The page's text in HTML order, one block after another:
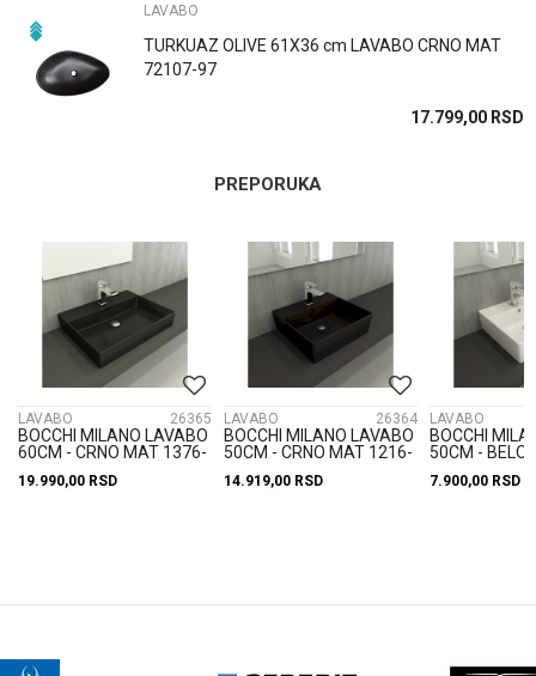
LAVABO
TURKUAZ OLIVE 61X36 cm LAVABO CRNO MAT
72107-97
17.799,00 RSD
PREPORUKA
LAVABO 26365
BOCCHI MILANO LAVABO
60CM - CRNO MAT 1376-
19.990,00 RSD
LAVABO 26364
BOCCHI MILANO LAVABO
50CM - CRNO MAT 1216-
14.919,00 RSD
LAVABO
BOCCHI
50CM -
7.900,00 RSD